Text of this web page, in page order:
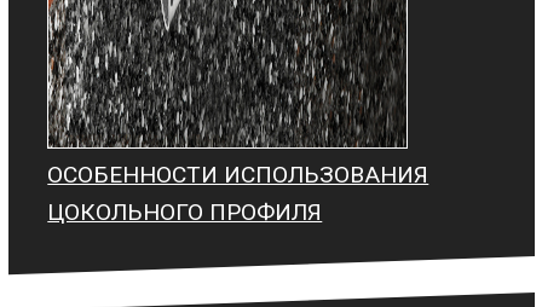
ОСОБЕННОСТИ ИСПОЛЬЗОВАНИЯ
ЦОКОЛЬНОГО ПРОФИЛЯ